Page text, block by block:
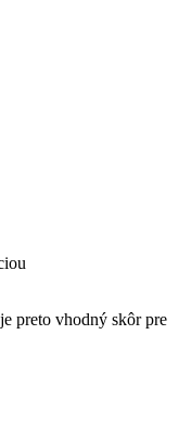
preto vhodný skôr pre